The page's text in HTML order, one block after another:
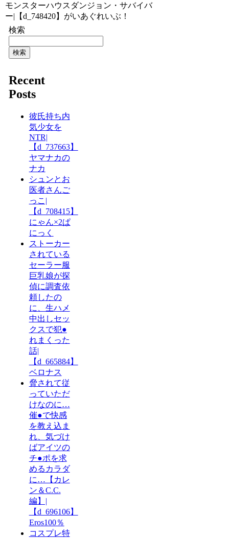
モンスターハウスダンジョン・サバイバ
ー|【d_748420】がいあぐれいぶ！
検索
検索
Recent
Posts
彼氏持ち内
気少女を
NTR|
【d_737663】
ヤマナカの
ナカ
シュンとお
医者さんご
っこ|
【d_708415】
にゃん×2ぱ
にっく
ストーカー
されている
セーラー服
巨乳娘が探
偵に調査依
頼したの
に、生ハメ
中出しセッ
クスで犯●
れまくった
話|
【d_665884】
ベロナス
脅されて従
っていただ
けなのに…
催●で快感
を教え込ま
れ、気づけ
ばアイツの
チ●ポを求
めるカラダ
に…【カレ
ン＆C.C.
編】|
【d_696106】
Eros100％
コスプレ特